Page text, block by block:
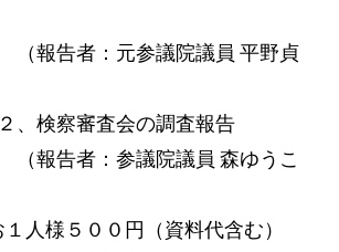
元参議院議員 平野貞
査会の調査報告
参議院議員 森ゆうこ
様５００円（資料代含む）